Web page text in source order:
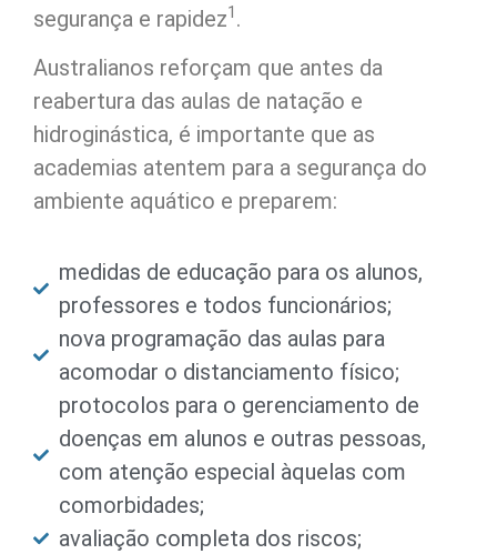
segurança e rapidez1 .
Australianos reforçam que antes da
reabertura das aulas de natação e
hidroginástica, é importante que as
academias atentem para a segurança do
ambiente aquático e preparem:
medidas de educação para os alunos,
professores e todos funcionários;
nova programação das aulas para
acomodar o distanciamento físico;
protocolos para o gerenciamento de
doenças em alunos e outras pessoas,
com atenção especial àquelas com
comorbidades;
avaliação completa dos riscos;